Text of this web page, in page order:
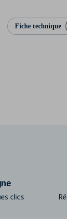
Fiche technique
clics